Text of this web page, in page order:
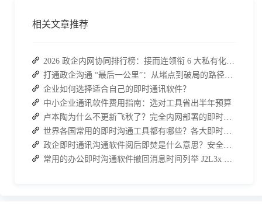
相关文章推荐
2026 政企内网协同排行榜：接而连领衔 6 大私有化方案，安全与效率双升级
打通政企沟通 “最后一公里”：从堵点到破局的路径解析
企业如何选择适合自己的即时通讯软件？
中小企业通讯软件费用指南：选对工具省出半年预算
卢本陶为什么不更新飞秋了？完全内网部署的即时通讯软件推荐
世界各国常用的即时沟通工具都有哪些？各大即时通讯软件排行榜
政企即时通讯沟通软件阅后即焚是什么意思？安全聊天软件介绍
常用的办公即时沟通软件撤回消息时间列举 J2L3x 消息管理介绍